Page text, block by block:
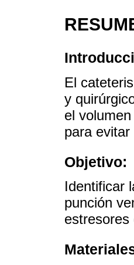
El
y
el
para
Objetivo:
Identificar
punción
estresores